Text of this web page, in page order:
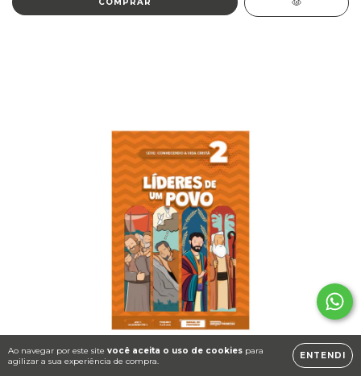
Ao navegar por este site você aceita o uso de cookies para
agilizar a sua experiência de compra.
ENTENDI